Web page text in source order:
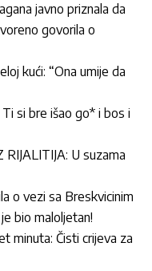
javno priznala da
govorila o
kući: “Ona umije da
si bre išao go* i bos i
U suzama
o vezi sa Breskvicinim
bio maloljetan!
minuta: Čisti crijeva za